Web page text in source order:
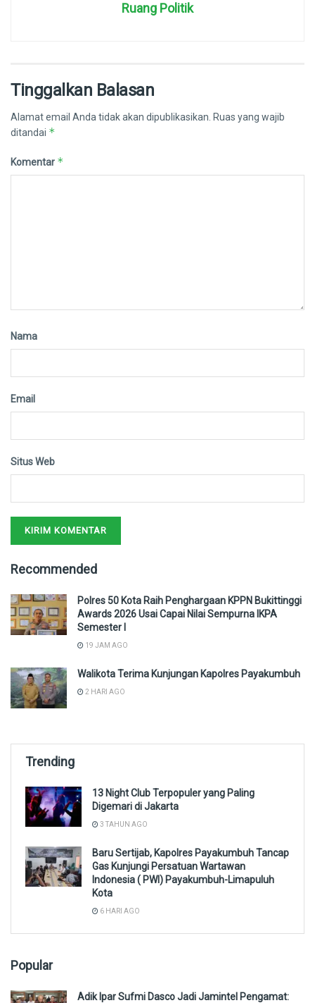
Ruang Politik
Tinggalkan Balasan
Alamat email Anda tidak akan dipublikasikan. Ruas yang wajib
ditandai *
Komentar *
Nama
Email
Situs Web
Recommended
Polres 50 Kota Raih Penghargaan KPPN Bukittinggi
Awards 2026 Usai Capai Nilai Sempurna IKPA
Semester I
19 JAM AGO
Walikota Terima Kunjungan Kapolres Payakumbuh
2 HARI AGO
Trending
13 Night Club Terpopuler yang Paling
Digemari di Jakarta
3 TAHUN AGO
Baru Sertijab, Kapolres Payakumbuh Tancap
Gas Kunjungi Persatuan Wartawan
Indonesia ( PWI) Payakumbuh-Limapuluh
Kota
6 HARI AGO
Popular
Adik Ipar Sufmi Dasco Jadi Jamintel Pengamat: